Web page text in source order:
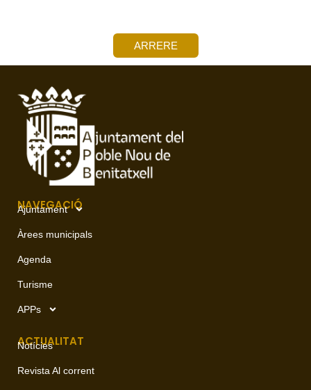
ARRERE
NAVEGACIÓ
Ajuntament
Àrees municipals
Agenda
Turisme
APPs
ACTUALITAT
Notícies
Revista Al corrent